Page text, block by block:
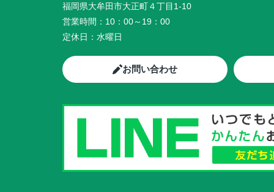
福岡県大牟田市大正町４丁目1-10
営業時間： 10：00～19：00
定休日： 水曜日
お問い合わせ